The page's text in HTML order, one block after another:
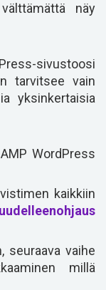
näy
sivustoosi
tarvitsee vain
yksinkertaisia
WordPress
kaikkiin
uudelleenohjaus
seuraava vaihe
millä